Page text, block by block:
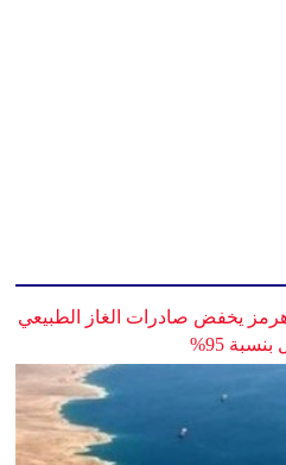
يخفض صادرات الغاز الطبيعي
95%